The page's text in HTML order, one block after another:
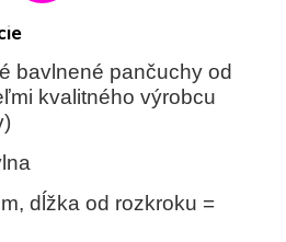
bavlnené pančuchy od
kvalitného výrobcu
dĺžka od rozkroku =